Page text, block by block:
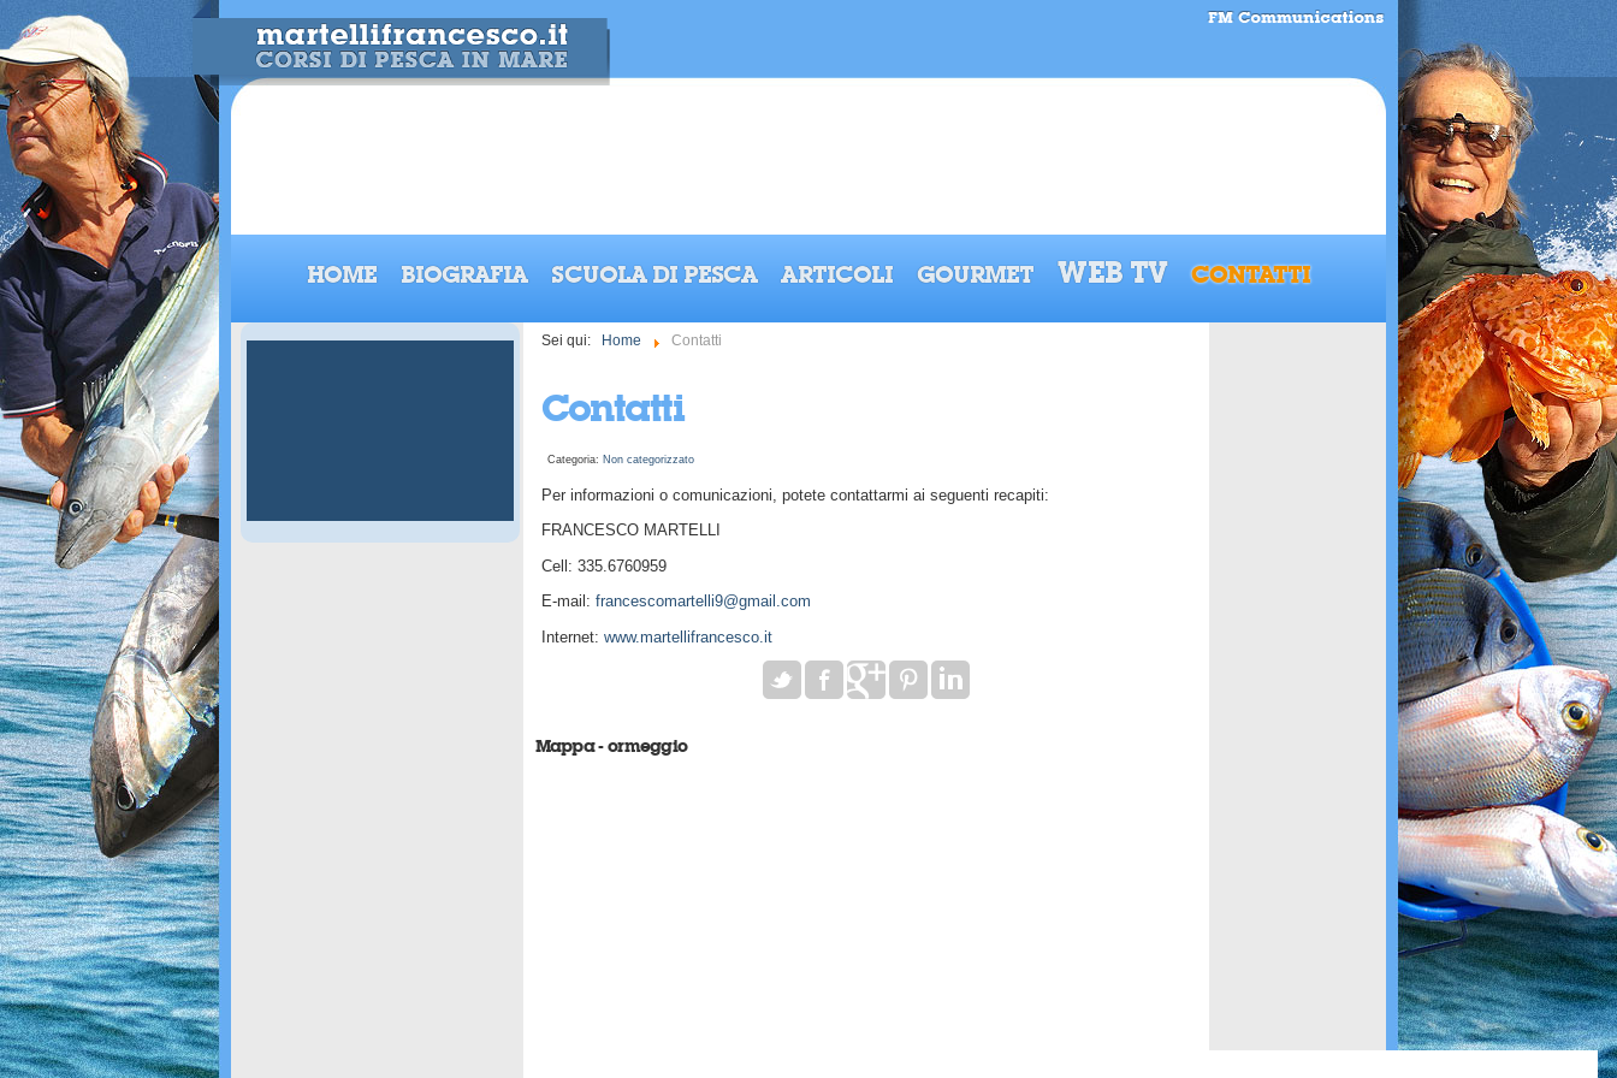
HOME BIOGRAFIA SCUOLA DI PESCA ARTICOLI GOURMET WEB TV CONTATTI
Sei qui: Home Contatti
Contatti
Categoria: Non categorizzato
Per informazioni o comunicazioni, potete contattarmi ai seguenti recapiti:
FRANCESCO MARTELLI
Cell: 335.6760959
E-mail: francescomartelli9@gmail.com
Internet: www.martellifrancesco.it
Mappa - ormeggio